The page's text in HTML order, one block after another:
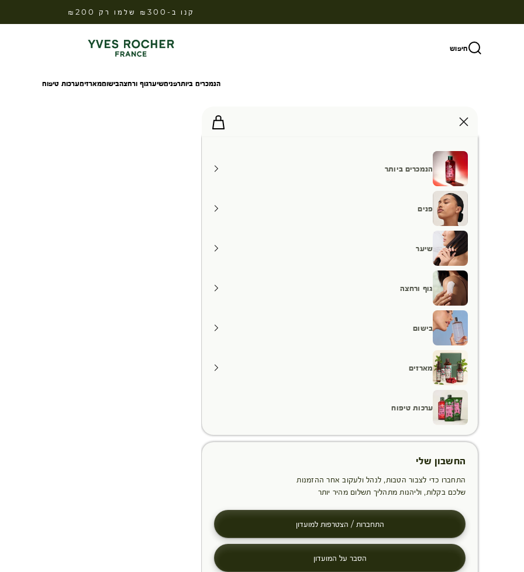
קנו ב-₪300 שלמו רק ₪200
חיפוש Yves Rocher Israel
הנמכרים ביותרפניםשיערגוף ורחצהבישוםמארזיםערכות טיפוח
הנמכרים ביותר
פנים
שיער
גוף ורחצה
בישום
מארזים
ערכות טיפוח
החשבון שלי
התחברו כדי לצבור הטבות, לנהל ולעקוב אחר ההזמנות
שלכם בקלות, וליהנות מתהליך תשלום מהיר יותר
התחברות / הצטרפות למועדון
הסבר על המועדון